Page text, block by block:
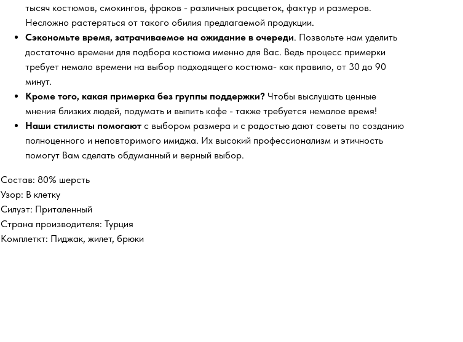
тысяч костюмов, смокингов, фраков - различных расцветок, фактур и размеров.
Несложно растеряться от такого обилия предлагаемой продукции.
Сэкономьте время, затрачиваемое на ожидание в очереди. Позвольте нам уделить
достаточно времени для подбора костюма именно для Вас. Ведь процесс примерки
требует немало времени на выбор подходящего костюма- как правило, от 30 до 90
минут.
Кроме того, какая примерка без группы поддержки? Чтобы выслушать ценные
мнения близких людей, подумать и выпить кофе - также требуется немалое время!
Наши стилисты помогают с выбором размера и с радостью дают советы по созданию
полноценного и неповторимого имиджа. Их высокий профессионализм и этичность
помогут Вам сделать обдуманный и верный выбор.
Состав: 80% шерсть
Узор: В клетку
Силуэт: Приталенный
Страна производителя: Турция
Комплеткт: Пиджак, жилет, брюки